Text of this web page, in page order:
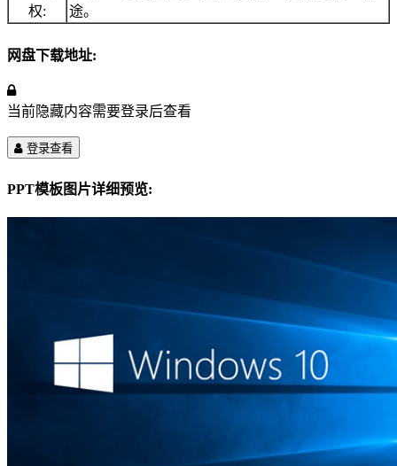
权:
途。
网盘下载地址:
当前隐藏内容需要登录后查看
登录查看
PPT模板图片详细预览: